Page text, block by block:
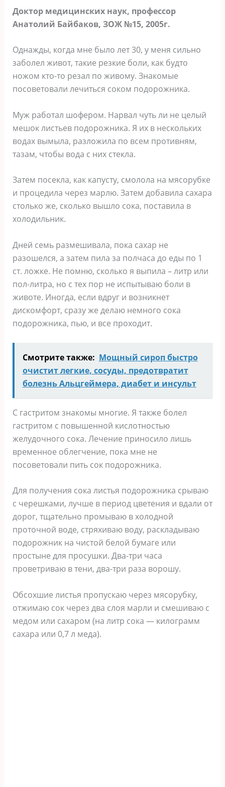
Доктор медицинских наук, профессор
Анатолий Байбаков, ЗОЖ №15, 2005г.
Однажды, когда мне было лет 30, у меня сильно
заболел живот, такие резкие боли, как будто
ножом кто-то резал по живому. Знакомые
посоветовали лечиться соком подорожника.
Муж работал шофером. Нарвал чуть ли не целый
мешок листьев подорожника. Я их в нескольких
водах вымыла, разложила по всем противням,
тазам, чтобы вода с них стекла.
Затем посекла, как капусту, смолола на мясорубке
и процедила через марлю. Затем добавила сахара
столько же, сколько вышло сока, поставила в
холодильник.
Дней семь размешивала, пока сахар не
разошелся, а затем пила за полчаса до еды по 1
ст. ложке. Не помню, сколько я выпила – литр или
пол-литра, но с тех пор не испытываю боли в
животе. Иногда, если вдруг и возникнет
дискомфорт, сразу же делаю немного сока
подорожника, пью, и все проходит.
Смотрите также: Мощный сироп быстро
очистит легкие, сосуды, предотвратит
болезнь Альцгеймера, диабет и инсульт
С гастритом знакомы многие. Я также болел
гастритом с повышенной кислотностью
желудочного сока. Лечение приносило лишь
временное облегчение, пока мне не
посоветовали пить сок подорожника.
Для получения сока листья подорожника срываю
с черешками, лучше в период цветения и вдали от
дорог, тщательно промываю в холодной
проточной воде, стряхиваю воду, раскладываю
подорожник на чистой белой бумаге или
простыне для просушки. Два-три часа
проветриваю в тени, два-три раза ворошу.
Обсохшие листья пропускаю через мясорубку,
отжимаю сок через два слоя марли и смешиваю с
медом или сахаром (на литр сока — килограмм
сахара или 0,7 л меда).